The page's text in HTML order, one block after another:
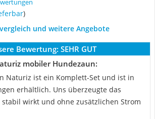
)
und weitere Angebote
Bewertung: SEHR GUT
mobiler Hundezaun:
Naturiz ist ein Komplett-Set und ist in
erhältlich. Uns überzeugte das
stabil wirkt und ohne zusätzlichen Strom